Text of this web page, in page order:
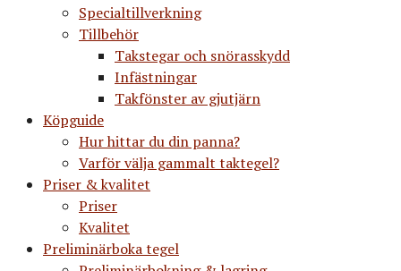
Specialtillverkning
Tillbehör
Takstegar och snörasskydd
Infästningar
Takfönster av gjutjärn
Köpguide
Hur hittar du din panna?
Varför välja gammalt taktegel?
Priser & kvalitet
Priser
Kvalitet
Preliminärboka tegel